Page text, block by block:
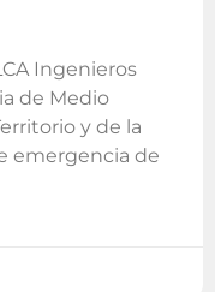
Ingenieros
de Medio
y de la
emergencia de